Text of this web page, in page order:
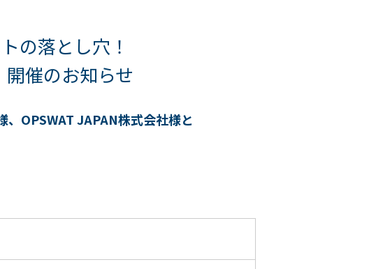
の落とし穴！
催のお知らせ
、OPSWAT JAPAN株式会社様と